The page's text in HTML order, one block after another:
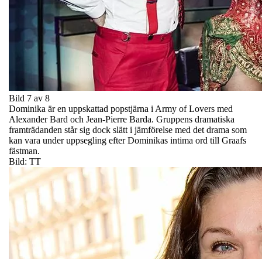
Bild 7 av 8
Dominika är en uppskattad popstjärna i Army of Lovers med
Alexander Bard och Jean-Pierre Barda. Gruppens dramatiska
framträdanden står sig dock slätt i jämförelse med det drama som
kan vara under uppsegling efter Dominikas intima ord till Graafs
fästman.
Bild: TT